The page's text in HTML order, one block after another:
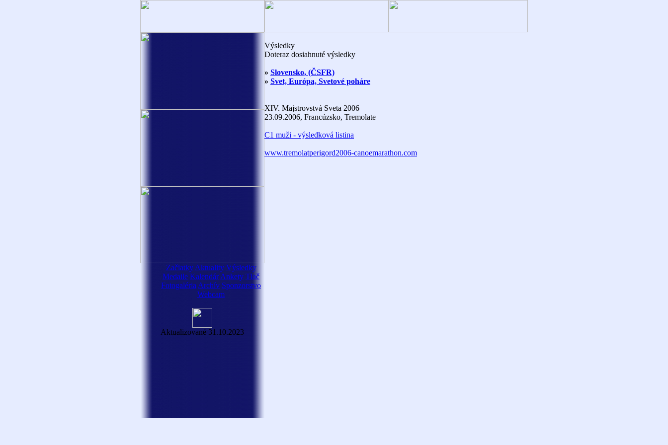
Začiatky Aktuality Výsledky
Medaile Kalendár Ankety Tlač
Fotogaléria Archív Sponzorstvo
Webcam
Aktualizované 31.10.2023
Výsledky
Doteraz dosiahnuté výsledky
» Slovensko, (ČSFR)
» Svet, Európa, Svetové poháre
XIV. Majstrovstvá Sveta 2006
23.09.2006, Francúzsko, Tremolate
C1 muži - výsledková listina
www.tremolatperigord2006-canoemarathon.com